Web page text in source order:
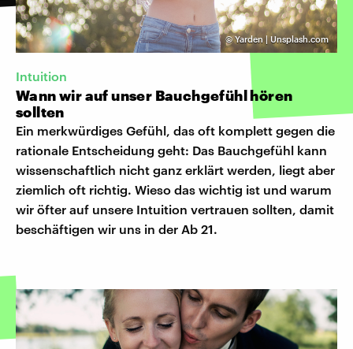
©Yarden | Unsplash.com
Intuition
Wann wir auf unser Bauchgefühl hören
sollten
Ein merkwürdiges Gefühl, das oft komplett gegen die
rationale Entscheidung geht: Das Bauchgefühl kann
wissenschaftlich nicht ganz erklärt werden, liegt aber
ziemlich oft richtig. Wieso das wichtig ist und warum
wir öfter auf unsere Intuition vertrauen sollten, damit
beschäftigen wir uns in der Ab 21.